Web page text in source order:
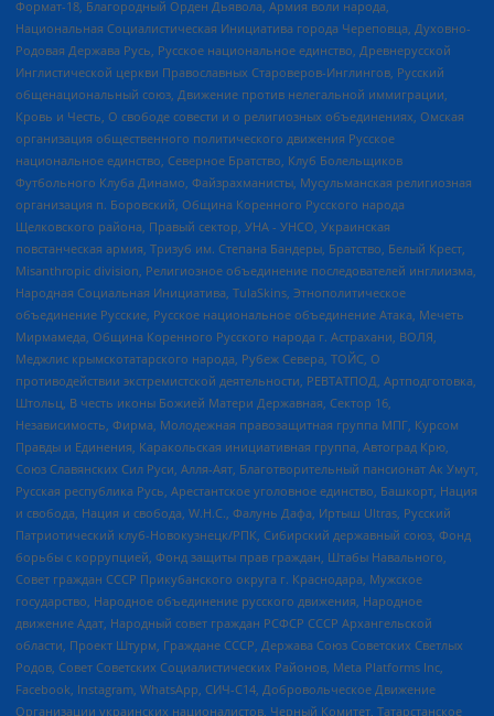
Формат-18, Благородный Орден Дьявола, Армия воли народа,
Национальная Социалистическая Инициатива города Череповца, Духовно-
Родовая Держава Русь, Русское национальное единство, Древнерусской
Инглистической церкви Православных Староверов-Инглингов, Русский
общенациональный союз, Движение против нелегальной иммиграции,
Кровь и Честь, О свободе совести и о религиозных объединениях, Омская
организация общественного политического движения Русское
национальное единство, Северное Братство, Клуб Болельщиков
Футбольного Клуба Динамо, Файзрахманисты, Мусульманская религиозная
организация п. Боровский, Община Коренного Русского народа
Щелковского района, Правый сектор, УНА - УНСО, Украинская
повстанческая армия, Тризуб им. Степана Бандеры, Братство, Белый Крест,
Misanthropic division, Религиозное объединение последователей инглиизма,
Народная Социальная Инициатива, TulaSkins, Этнополитическое
объединение Русские, Русское национальное объединение Атака, Мечеть
Мирмамеда, Община Коренного Русского народа г. Астрахани, ВОЛЯ,
Меджлис крымскотатарского народа, Рубеж Севера, ТОЙС, О
противодействии экстремистской деятельности, РЕВТАТПОД, Артподготовка,
Штольц, В честь иконы Божией Матери Державная, Сектор 16,
Независимость, Фирма, Молодежная правозащитная группа МПГ, Курсом
Правды и Единения, Каракольская инициативная группа, Автоград Крю,
Союз Славянских Сил Руси, Алля-Аят, Благотворительный пансионат Ак Умут,
Русская республика Русь, Арестантское уголовное единство, Башкорт, Нация
и свобода, Нация и свобода, W.H.С., Фалунь Дафа, Иртыш Ultras, Русский
Патриотический клуб-Новокузнецк/РПК, Сибирский державный союз, Фонд
борьбы с коррупцией, Фонд защиты прав граждан, Штабы Навального,
Совет граждан СССР Прикубанского округа г. Краснодара, Мужское
государство, Народное объединение русского движения, Народное
движение Адат, Народный совет граждан РСФСР СССР Архангельской
области, Проект Штурм, Граждане СССР, Держава Союз Советских Светлых
Родов, Совет Советских Социалистических Районов, Meta Platforms Inc,
Facebook, Instagram, WhatsApp, СИЧ-С14, Добровольческое Движение
Организации украинских националистов, Черный Комитет, Татарстанское